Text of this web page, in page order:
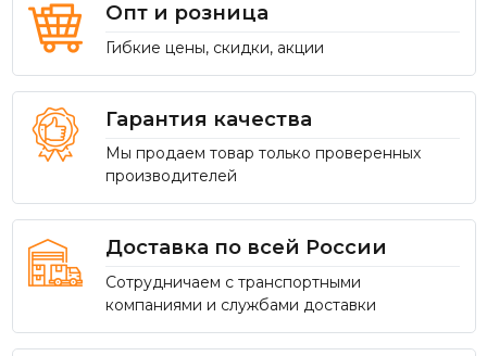
Опт и розница
Гибкие цены, скидки, акции
Гарантия качества
Мы продаем товар только проверенных
производителей
Доставка по всей России
Сотрудничаем с транспортными
компаниями и службами доставки